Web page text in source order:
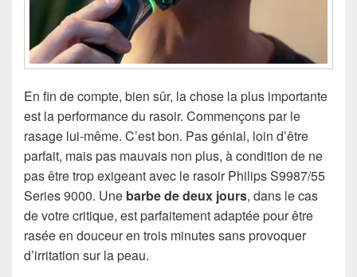
En fin de compte, bien sûr, la chose la plus importante
est la performance du rasoir. Commençons par le
rasage lui-même. C’est bon. Pas génial, loin d’être
parfait, mais pas mauvais non plus, à condition de ne
pas être trop exigeant avec le rasoir Philips S9987/55
Series 9000. Une barbe de deux jours, dans le cas
de votre critique, est parfaitement adaptée pour être
rasée en douceur en trois minutes sans provoquer
d’irritation sur la peau.